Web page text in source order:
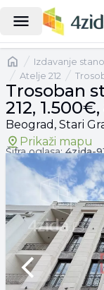
Naslovnaizdavanje
Atelje 212
Trosoban
212,
Beograd, Stari
Prikaži mapu
Šifra oglasa:4zida-
Previous slide